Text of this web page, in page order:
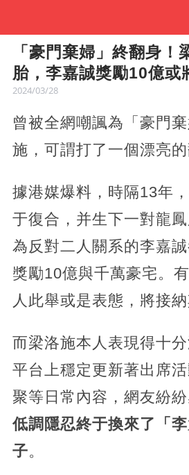
「豪門棄婦」終翻身！
胎，李嘉誠獎勵10億或
2024/03/28
曾被全網嘲諷為「豪門
施，可謂打了一個漂亮的
據港媒爆料，時隔13年
于復合，并生下一對龍
為反對二人關系的李嘉誠
獎勵10億與千萬豪宅。
人此舉或是表態，將接納
而梁洛施本人表現得十
平台上穩定更新著出席
聚等日常內容，網友紛紛
低調隱忍終于換來了「
子。